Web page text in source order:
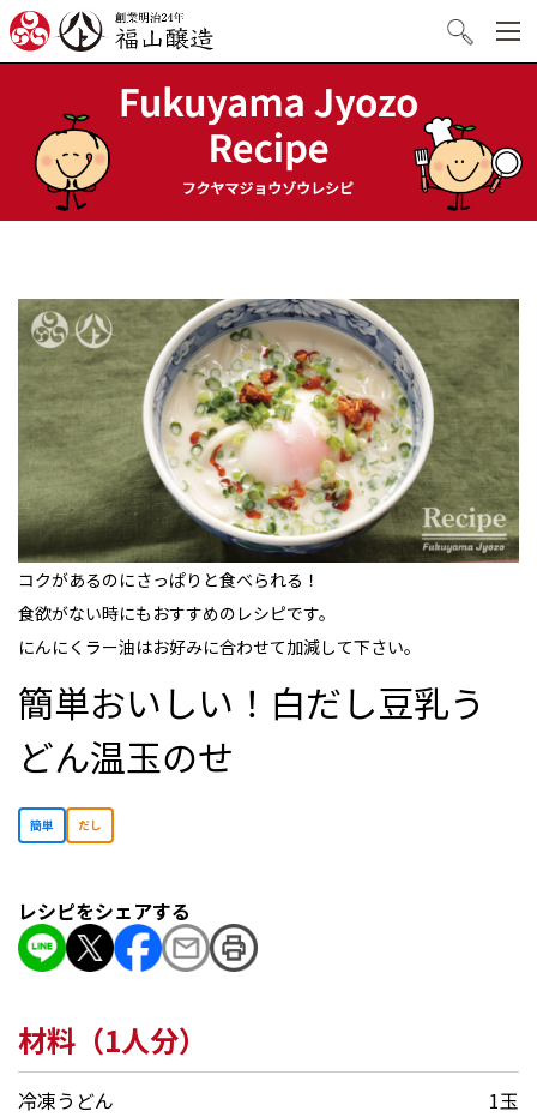
検索
コクがあるのにさっぱりと食べられる！
食欲がない時にもおすすめのレシピです。
にんにくラー油はお好みに合わせて加減して下さい。
簡単おいしい！白だし豆乳う
どん温玉のせ
簡単 だし
レシピをシェアする
材料（1人分）
冷凍うどん
1玉